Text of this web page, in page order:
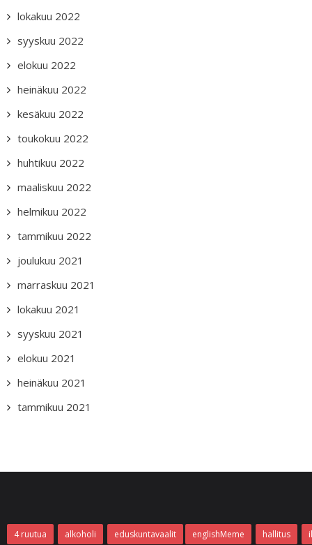
lokakuu 2022
syyskuu 2022
elokuu 2022
heinäkuu 2022
kesäkuu 2022
toukokuu 2022
huhtikuu 2022
maaliskuu 2022
helmikuu 2022
tammikuu 2022
joulukuu 2021
marraskuu 2021
lokakuu 2021
syyskuu 2021
elokuu 2021
heinäkuu 2021
tammikuu 2021
4 ruutua alkoholi eduskuntavaalit englishMeme hallitus